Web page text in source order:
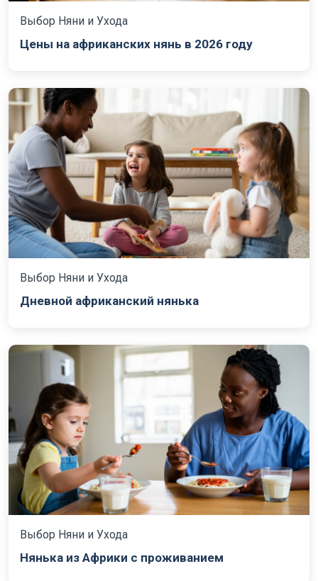
Выбор Няни и Ухода
Цены на африканских нянь в 2026 году
Выбор Няни и Ухода
Дневной африканский нянька
Выбор Няни и Ухода
Нянька из Африки с проживанием